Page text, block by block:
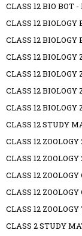
CLASS 12 BIO BOT
CLASS 12 BIOLOGY
CLASS 12 BIOLOGY
CLASS 12 BIOLOGY
CLASS 12 BIOLOGY
CLASS 12 BIOLOGY
CLASS 12 BIOLOGY
CLASS 12 STUDY
CLASS 12
CLASS 12
CLASS 12
CLASS 12
CLASS 12
CLASS 2 STUDY